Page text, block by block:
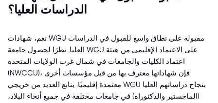
الدراسات العليا؟
نعم، شهادات WGU مقبولة على نطاق واسع للقبول في الدراسات
العليا. نظرًا لحصول جامعة WGU على الاعتماد الإقليمي من هيئة
اعتماد الكليات والجامعات في شمال غرب الولايات المتحدة
(NWCCU)، فإن شهاداتها معترف بها من قبل مؤسسات أخرى
معتمدة إقليميًا. يتابع العديد من خريجي WGU بنجاح دراساتهم العليا
(الماجستير والدكتوراه) في جامعات مختلفة في جميع أنحاء البلاد،